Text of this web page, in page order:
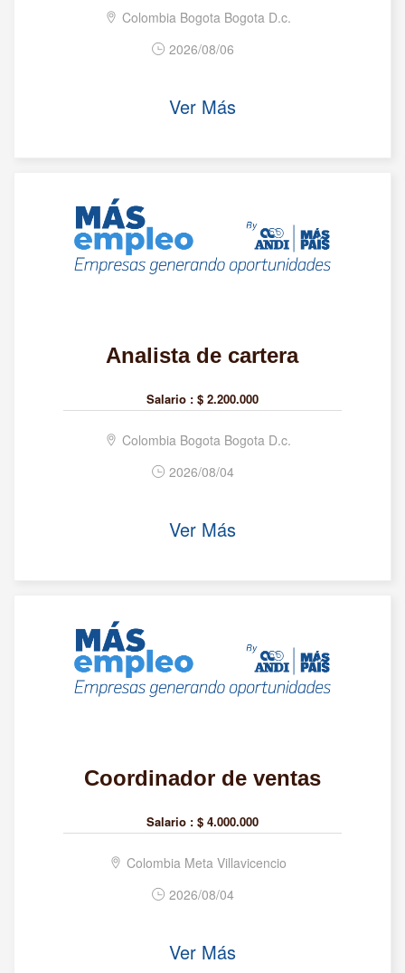
Colombia Bogota Bogota D.c.
2026/08/06
Ver Más
Analista de cartera
Salario : $ 2.200.000
Colombia Bogota Bogota D.c.
2026/08/04
Ver Más
Coordinador de ventas
Salario : $ 4.000.000
Colombia Meta Villavicencio
2026/08/04
Ver Más